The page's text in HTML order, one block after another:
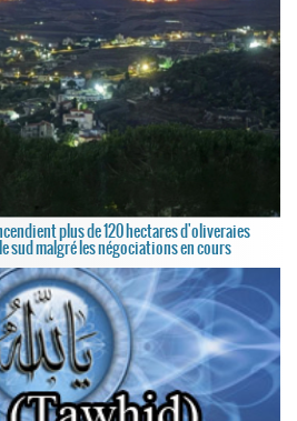
plus de 120 hectares d'oliveraies
sud malgré les négociations en cours